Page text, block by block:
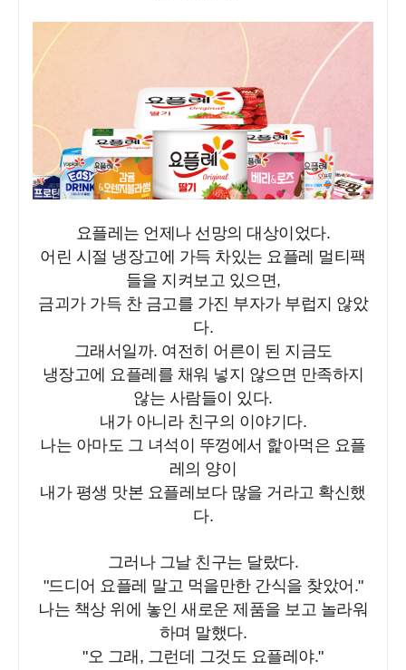
요플레는 언제나 선망의 대상이었다.
어린 시절 냉장고에 가득 차있는 요플레 멀티팩
들을 지켜보고 있으면,
금괴가 가득 찬 금고를 가진 부자가 부럽지 않았
다.
그래서일까. 여전히 어른이 된 지금도
냉장고에 요플레를 채워 넣지 않으면 만족하지
않는 사람들이 있다.
내가 아니라 친구의 이야기다.
나는 아마도 그 녀석이 뚜껑에서 핥아먹은 요플
레의 양이
내가 평생 맛본 요플레보다 많을 거라고 확신했
다.
그러나 그날 친구는 달랐다.
"드디어 요플레 말고 먹을만한 간식을 찾았어."
나는 책상 위에 놓인 새로운 제품을 보고 놀라워
하며 말했다.
"오 그래, 그런데 그것도 요플레야."